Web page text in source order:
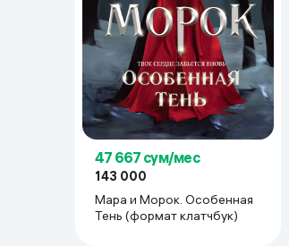
47 667 сум/мес
143 000
Мара и Морок. Особенная
Тень (формат клатчбук)